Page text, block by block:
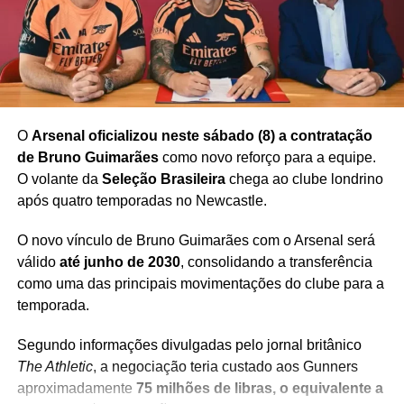
Redação Saiba+
TÓPICOS RELACIONADOS
AL-AHLY X INTER MIAMI AO VIVO
CAZÉTV MUNDIAL FIFA
FLUMINENSE BORUSSIA DORTMUND
GLOBO MUNDIAL 2025
INTER MIAMI NO MUNDIAL
JOGOS DO FLAMENGO
JOGOS DO PALMEIRAS NO MUNDIAL
MESSI MUNDIAL DE CLUBES
ONDE ASSISTIR MUNDIAL DE CLUBES
SPORTV MUNDIAL FIFA
TABELA MUNDIAL DE CLUBES FIFA
TRANSMISSÃO MUNDIAL DE CLUBES
Redação Saiba+
O Arsenal oficializou neste sábado (8) a contratação
de Bruno Guimarãescomo novo reforço para a equipe.
O volante da Seleção Brasileirachega ao clube londrino
após quatro temporadas no Newcastle.
O novo vínculo de Bruno Guimarães com o Arsenal será
válido até junho de 2030, consolidando a transferência
como uma das principais movimentações do clube para a
temporada.
Segundo informações divulgadas pelo jornal britânico
The Athletic, a negociação teria custado aos Gunners
aproximadamente 75 milhões de libras, o equivalente a